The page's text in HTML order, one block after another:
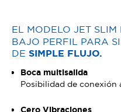
EL MODELO JET SLIM
BAJO PERFIL PARA
DE SIMPLE FLUJO.
Boca multisalida
Posibilidad de